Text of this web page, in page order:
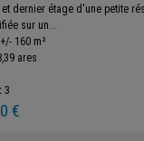
et dernier étage d'une petite
sur un...
+/- 160 m²
ares
3
€